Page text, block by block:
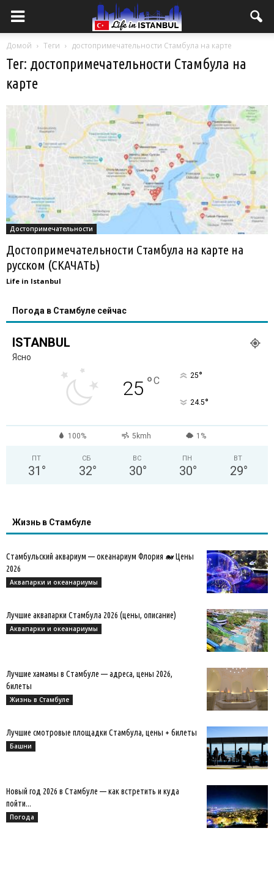
Домой Теги достопримечательности Стамбула на карте
Тег: достопримечательности Стамбула на
карте
Достопримечательности
Достопримечательности Стамбула на карте на
русском (СКАЧАТЬ)
Life in Istanbul
Погода в Стамбуле сейчас
ISTANBUL
Ясно
25 °C 25°
24.5°
100% 5kmh 1%
ПТ
31 °
СБ
32°
ВС
30°
ПН
30°
ВТ
29°
Жизнь в Стамбуле
Стамбульский аквариум — океанариум Флория 🐋 Цены
2026
Аквапарки и океанариумы
Лучшие аквапарки Стамбула 2026 (цены, описание)
Аквапарки и океанариумы
Лучшие хамамы в Стамбуле — адреса, цены 2026,
билеты
Жизнь в Стамбуле
Лучшие смотровые площадки Стамбула, цены + билеты
Башни
Новый год 2026 в Стамбуле — как встретить и куда
пойти...
Погода